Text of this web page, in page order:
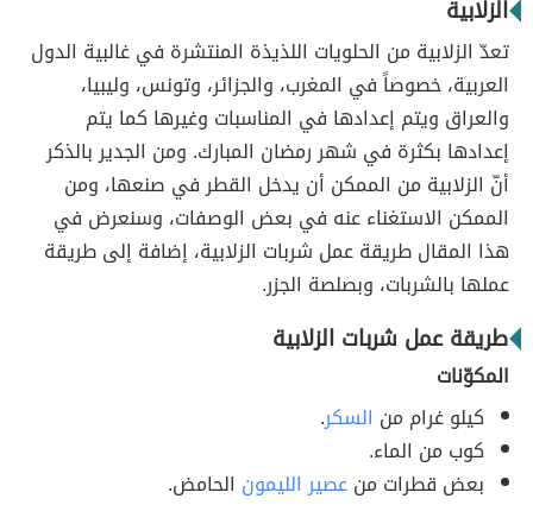
الزلابية
تعدّ الزلابية من الحلويات اللذيذة المنتشرة في غالبية الدول
العربية، خصوصاً في المغرب، والجزائر، وتونس، وليبيا،
والعراق ويتم إعدادها في المناسبات وغيرها كما يتم
إعدادها بكثرة في شهر رمضان المبارك. ومن الجدير بالذكر
أنّ الزلابية من الممكن أن يدخل القطر في صنعها، ومن
الممكن الاستغناء عنه في بعض الوصفات، وسنعرض في
هذا المقال طريقة عمل شربات الزلابية، إضافة إلى طريقة
عملها بالشربات، وبصلصة الجزر.
طريقة عمل شربات الزلابية
المكوّنات
كيلو غرام من السكر.
كوب من الماء.
بعض قطرات منعصير الليمون الحامض.